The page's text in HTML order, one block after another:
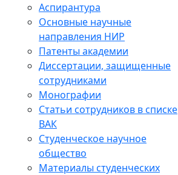
Аспирантура
Основные научные
направления НИР
Патенты академии
Диссертации, защищенные
сотрудниками
Монографии
Статьи сотрудников в списке
ВАК
Студенческое научное
общество
Материалы студенческих